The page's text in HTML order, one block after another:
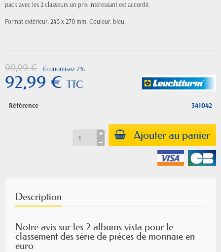
pack avec les 2 classeurs un prix intéressant est accordé.
Format extérieur: 245 x 270 mm. Couleur: bleu.
99,99 € Économisez 7%
92,99 € TTC
Référence 341042
Ajouter au panier
Description
Notre avis sur les 2 albums vista pour le
classement des série de pièces de monnaie en
euro